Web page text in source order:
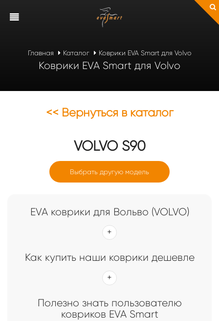
Главная Каталог Коврики EVA Smart для Volvo
Коврики EVA Smart для Volvo
<< Вернуться в каталог
VOLVOS90
Выбрать другую модель
EVA коврики для Вольво (VOLVO)
Как купить наши коврики дешевле
Полезно знать пользователю
ковриков EVA Smart